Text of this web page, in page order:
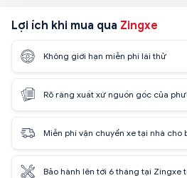
Lợi ích khi mua qua Zingxe
Không giới hạn miễn phí lái thử
Rõ ràng xuất xứ nguồn gốc của
Miễn phí vận chuyển xe tại nhà cho
Bảo hành lên tới 6 tháng tại Zingxe